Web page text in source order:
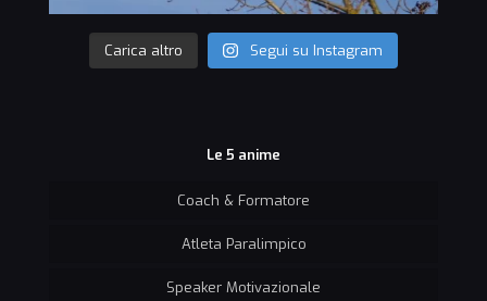
Carica altro Segui su Instagram
Le 5 anime
Coach & Formatore
Atleta Paralimpico
Speaker Motivazionale